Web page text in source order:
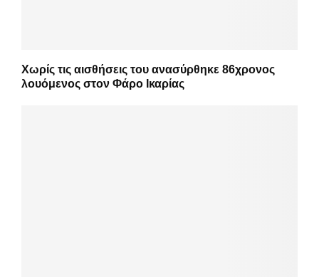
Χωρίς τις αισθήσεις του ανασύρθηκε 86χρονος
λουόμενος στον Φάρο Ικαρίας